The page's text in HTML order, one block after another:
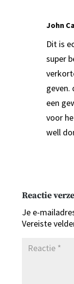
John
Dit is
super
geven.
een
voor
well
Reactie
Je e-
Vereiste